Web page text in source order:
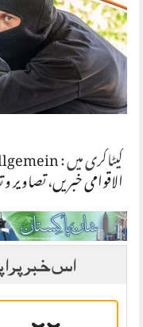
کیٹاگری میں :
الاقوامی خبریں،تصاویر
اس خبر پر